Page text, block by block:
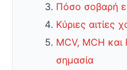
Πόσο σοβαρή
Κύριες αιτίες
MCV, MCH και
σημασία